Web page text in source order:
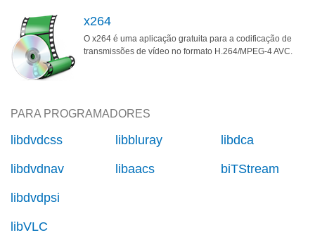
x264
O x264 é uma aplicação gratuita para a codificação de
transmissões de vídeo no formato H.264/MPEG-4 AVC.
PARA PROGRAMADORES
libdvdcss
libdvdnav
libdvdpsi
libVLC
libbluray
libaacs
libdca
biTStream